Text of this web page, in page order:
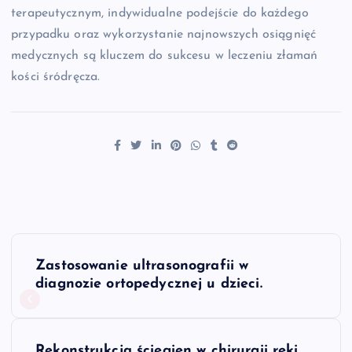
terapeutycznym, indywidualne podejście do każdego
przypadku oraz wykorzystanie najnowszych osiągnięć
medycznych są kluczem do sukcesu w leczeniu złamań
kości śródręcza.
NZastosowanie ultrasonografii w
diagnozie ortopedycznej u dzieci.